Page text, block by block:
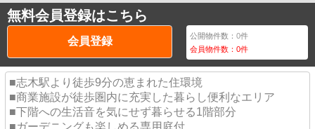
無料会員登録はこちら
会員登録 公開物件数：0件
会員物件数：0件
■志木駅より徒歩9分の恵まれた住環境
■商業施設が徒歩圏内に充実した暮らし便利なエリア
■下階への生活音を気にせず暮らせる1階部分
■ガーデニングも楽しめる専用庭付